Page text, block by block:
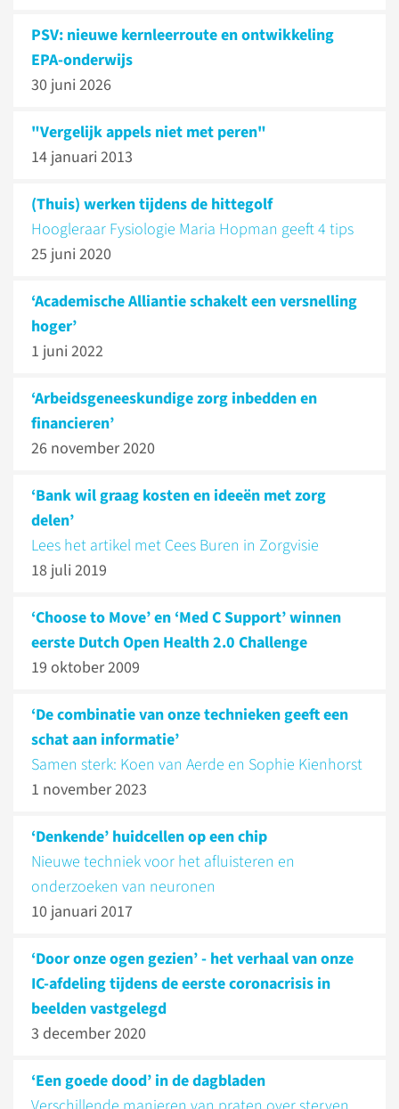
PSV: nieuwe kernleerroute en ontwikkeling
EPA-onderwijs
30 juni 2026
"Vergelijk appels niet met peren"
14 januari 2013
(Thuis) werken tijdens de hittegolf
Hoogleraar Fysiologie Maria Hopman geeft 4 tips
25 juni 2020
‘Academische Alliantie schakelt een versnelling
hoger’
1 juni 2022
‘Arbeids­geneeskundige zorg inbedden en
financieren’
26 november 2020
‘Bank wil graag kosten en ideeën met zorg
delen’
Lees het artikel met Cees Buren in Zorgvisie
18 juli 2019
‘Choose to Move’ en ‘Med C Support’ winnen
eerste Dutch Open Health 2.0 Challenge
19 oktober 2009
‘De combinatie van onze technieken geeft een
schat aan informatie’
Samen sterk: Koen van Aerde en Sophie Kienhorst
1 november 2023
‘Denkende’ huidcellen op een chip
Nieuwe techniek voor het afluisteren en
onderzoeken van neuronen
10 januari 2017
‘Door onze ogen gezien’ - het verhaal van onze
IC-afdeling tijdens de eerste coronacrisis in
beelden vastgelegd
3 december 2020
‘Een goede dood’ in de dagbladen